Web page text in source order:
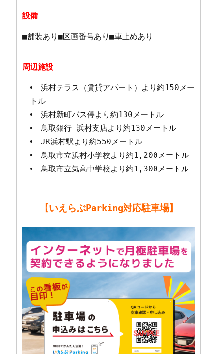
設備
■舗装あり■区画番号あり■車止めあり
周辺施設
浜村テラス（賃貸アパート）より約150メー
トル
浜村新町バス停より約130メートル
鳥取銀行 浜村支店より約130メートル
JR浜村駅より約550メートル
鳥取市立浜村小学校より約1,200メートル
鳥取市立気高中学校より約1,300メートル
【いえらぶParking対応駐車場】